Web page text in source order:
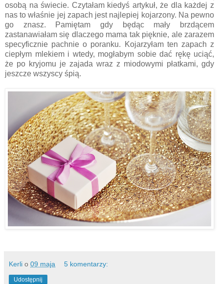
osobą na świecie. Czytałam kiedyś artykuł, że dla każdej z
nas to właśnie jej zapach jest najlepiej kojarzony. Na pewno
go znasz. Pamiętam gdy będąc mały brzdącem
zastanawiałam się dlaczego mama tak pięknie, ale zarazem
specyficznie pachnie o poranku. Kojarzyłam ten zapach z
ciepłym mlekiem i wtedy, mogłabym sobie dać rękę uciąć,
że po kryjomu je zajada wraz z miodowymi płatkami, gdy
jeszcze wszyscy śpią.
Kerli o 09 maja 5 komentarzy:
Udostępnij